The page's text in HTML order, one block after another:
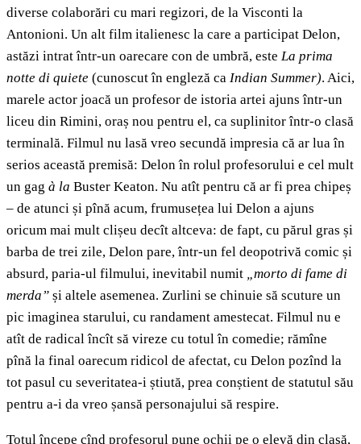
diverse colaborări cu mari regizori, de la Visconti la
Antonioni. Un alt film italienesc la care a participat Delon,
astăzi intrat într-un oarecare con de umbră, este La prima
notte di quiete (cunoscut în engleză ca Indian Summer). Aici,
marele actor joacă un profesor de istoria artei ajuns într-un
liceu din Rimini, oraș nou pentru el, ca suplinitor într-o clasă
terminală. Filmul nu lasă vreo secundă impresia că ar lua în
serios această premisă: Delon în rolul profesorului e cel mult
un gag à la Buster Keaton. Nu atît pentru că ar fi prea chipeș
– de atunci și pînă acum, frumusețea lui Delon a ajuns
oricum mai mult clișeu decît altceva: de fapt, cu părul gras și
barba de trei zile, Delon pare, într-un fel deopotrivă comic și
absurd, paria-ul filmului, inevitabil numit „morto di fame di
merda” și altele asemenea. Zurlini se chinuie să scuture un
pic imaginea starului, cu randament amestecat. Filmul nu e
atît de radical încît să vireze cu totul în comedie; rămîne
pînă la final oarecum ridicol de afectat, cu Delon pozînd la
tot pasul cu severitatea-i știută, prea conștient de statutul său
pentru a-i da vreo șansă personajului să respire.
Totul începe cînd profesorul pune ochii pe o elevă din clasă,